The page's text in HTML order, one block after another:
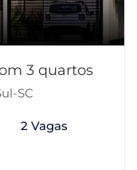
3 quartos
SC
2 Vagas